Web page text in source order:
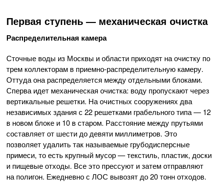
Первая ступень — механическая очистка
Распределительная камера
Сточные воды из Москвы и области приходят на очистку по
трем коллекторам в приемно-распределительную камеру.
Оттуда она распределяется между отдельными блоками.
Сперва идет механическая очистка: воду пропускают через
вертикальные решетки. На очистных сооружениях два
независимых здания с 22 решетками грабельного типа — 12
в новом блоке и 10 в старом. Расстояние между прутьями
составляет от шести до девяти миллиметров. Это
позволяет удалить так называемые грубодисперсные
примеси, то есть крупный мусор — текстиль, пластик, доски
и пищевые отходы. Все это прессуют и затем отправляют
на полигон. Ежедневно с ЛОС вывозят до 20 тонн отходов.